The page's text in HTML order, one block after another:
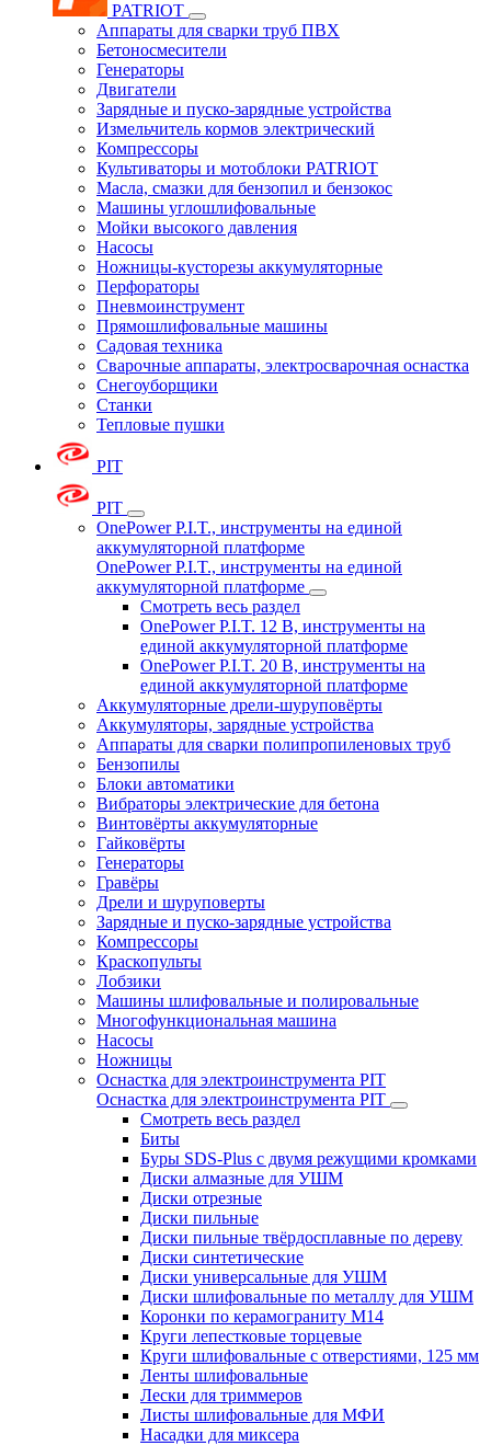
PATRIOT
Аппараты для сварки труб ПВХ
Бетоносмесители
Генераторы
Двигатели
Зарядные и пуско-зарядные устройства
Измельчитель кормов электрический
Компрессоры
Культиваторы и мотоблоки PATRIOT
Масла, смазки для бензопил и бензокос
Машины углошлифовальные
Мойки высокого давления
Насосы
Ножницы-кусторезы аккумуляторные
Перфораторы
Пневмоинструмент
Прямошлифовальные машины
Садовая техника
Сварочные аппараты, электросварочная оснастка
Снегоуборщики
Станки
Тепловые пушки
PIT
PIT
OnePower P.I.T., инструменты на единой
аккумуляторной платформе
OnePower P.I.T., инструменты на единой
аккумуляторной платформе
Смотреть весь раздел
OnePower P.I.T. 12 В, инструменты на
единой аккумуляторной платформе
OnePower P.I.T. 20 В, инструменты на
единой аккумуляторной платформе
Аккумуляторные дрели-шуруповёрты
Аккумуляторы, зарядные устройства
Аппараты для сварки полипропиленовых труб
Бензопилы
Блоки автоматики
Вибраторы электрические для бетона
Винтовёрты аккумуляторные
Гайковёрты
Генераторы
Гравёры
Дрели и шуруповерты
Зарядные и пуско-зарядные устройства
Компрессоры
Краскопульты
Лобзики
Машины шлифовальные и полировальные
Многофункциональная машина
Насосы
Ножницы
Оснастка для электроинструмента PIT
Оснастка для электроинструмента PIT
Смотреть весь раздел
Биты
Буры SDS-Plus c двумя режущими кромками
Диски алмазные для УШМ
Диски отрезные
Диски пильные
Диски пильные твёрдосплавные по дереву
Диски синтетические
Диски универсальные для УШМ
Диски шлифовальные по металлу для УШМ
Коронки по керамограниту M14
Круги лепестковые торцевые
Круги шлифовальные с отверстиями, 125 мм
Ленты шлифовальные
Лески для триммеров
Листы шлифовальные для МФИ
Насадки для миксера